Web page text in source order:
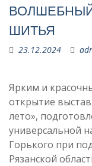
ШИТЬЯ
23.12.2024
Ярким и
открытие
лето»,
универсальной
Горького при
Рязанской